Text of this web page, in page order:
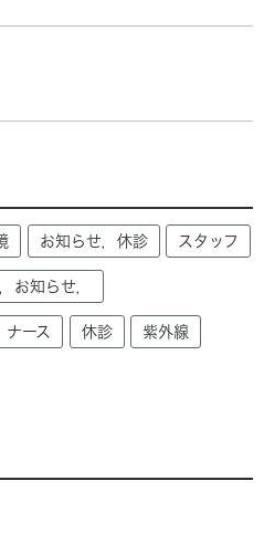
お知らせ，休診 スタッフ
お知らせ，
ナース 休診 紫外線